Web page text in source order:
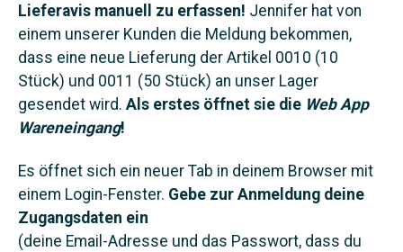
Lieferavis manuell zu erfassen! Jennifer hat von
einem unserer Kunden die Meldung bekommen,
dass eine neue Lieferung der Artikel 0010 (10
Stück) und 0011 (50 Stück) an unser Lager
gesendet wird. Als erstes öffnet sie die Web App
Wareneingang!
Es öffnet sich ein neuer Tab in deinem Browser mit
einem Login-Fenster. Gebe zur Anmeldung deine
Zugangsdaten ein
(deine Email-Adresse und das Passwort, dass du